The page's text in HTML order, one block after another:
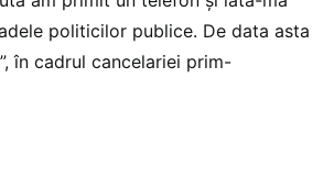
politicilor publice. De data asta
în cadrul cancelariei prim-